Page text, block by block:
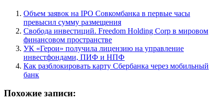
Объем заявок на IPO Совкомбанка в первые часы
превысил сумму размещения
Свобода инвестиций. Freedom Holding Corp в мировом
финансовом пространстве
УК «Герои» получила лицензию на управление
инвестфондами, ПИФ и НПФ
Как разблокировать карту Сбербанка через мобильный
банк
Похожие записи: